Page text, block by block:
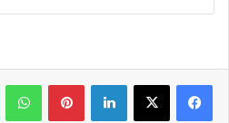
لینکدین پینترست